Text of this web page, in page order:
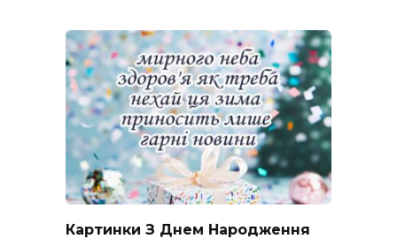
Картинки З Днем Народження